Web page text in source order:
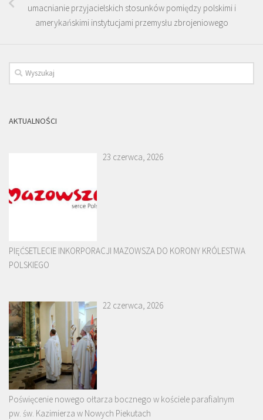
umacnianie przyjacielskich stosunków pomiędzy polskimi i
amerykańskimi instytucjami przemysłu zbrojeniowego
AKTUALNOŚCI
23 czerwca, 2026
PIĘĆSETLECIE INKORPORACJI MAZOWSZA DO KORONY KRÓLESTWA
POLSKIEGO
22 czerwca, 2026
Poświęcenie nowego ołtarza bocznego w kościele parafialnym
pw. św. Kazimierza w Nowych Piekutach